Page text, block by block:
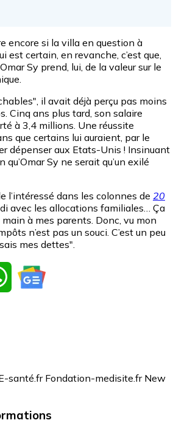
encore si la villa en question à
est certain, en revanche, c’est que,
Sy prend, lui, de la valeur sur le
il avait déjà perçu pas moins
Cinq ans plus tard, son salaire
à 3,4 millions. Une réussite
que certains lui auraient, par le
dépenser aux Etats-Unis ! Insinuant
qu’Omar Sy ne serait qu’un exilé
l’intéressé dans les colonnes de 20
avec les allocations familiales… Ça
à mes parents. Donc, vu mon
n’est pas un souci. C’est un peu
mes dettes".
WhatsApp
santé.fr Fondation-medisite.fr New